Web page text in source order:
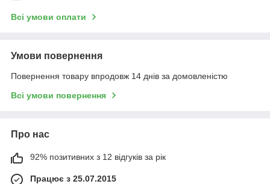
Всі умови оплати
Умови повернення
Повернення товару впродовж 14 днів за домовленістю
Всі умови повернення
Про нас
92% позитивних з 12 відгуків за рік
Працює з 25.07.2015